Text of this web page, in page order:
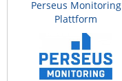
Perseus Monitoring
Plattform